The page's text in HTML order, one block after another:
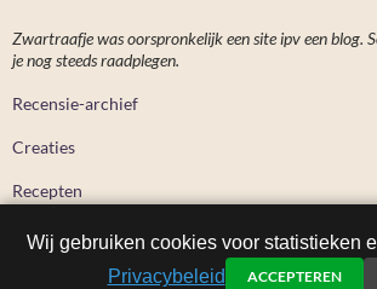
Zwartraafje was oorspronkelijk een site ipv een blog.
je nog steeds raadplegen.
Recensie-archief
Creaties
Recepten
Wij gebruiken cookies voor statistieken
Privacybeleid
ACCEPTEREN